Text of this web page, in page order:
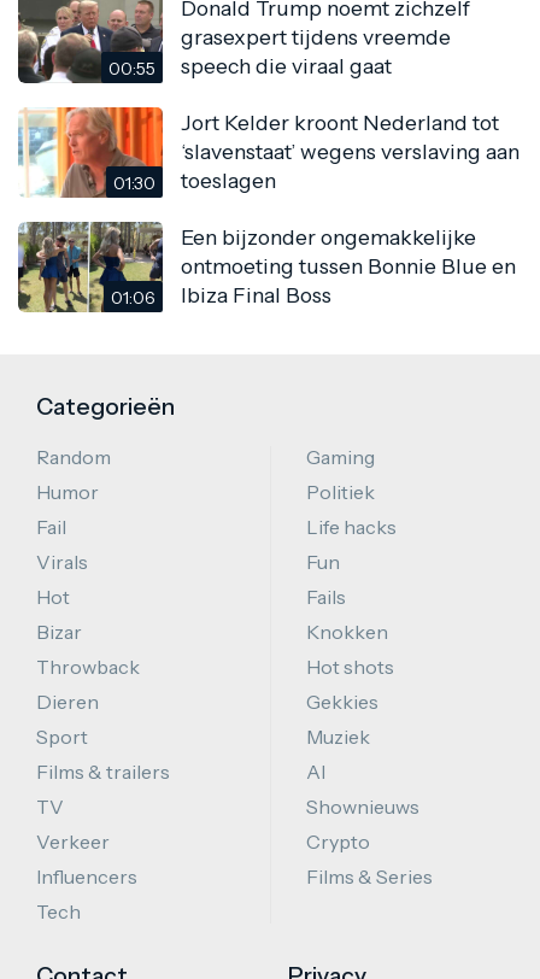
00:55
Donald Trump noemt zichzelf
grasexpert tijdens vreemde
speech die viraal gaat
01:30
Jort Kelder kroont Nederland tot
‘slavenstaat’ wegens verslaving aan
toeslagen
01:06
Een bijzonder ongemakkelijke
ontmoeting tussen Bonnie Blue en
Ibiza Final Boss
Categorieën
Random
Humor
Fail
Virals
Hot
Bizar
Throwback
Dieren
Sport
Films & trailers
TV
Verkeer
Influencers
Tech
Gaming
Politiek
Life hacks
Fun
Fails
Knokken
Hot shots
Gekkies
Muziek
AI
Shownieuws
Crypto
Films & Series